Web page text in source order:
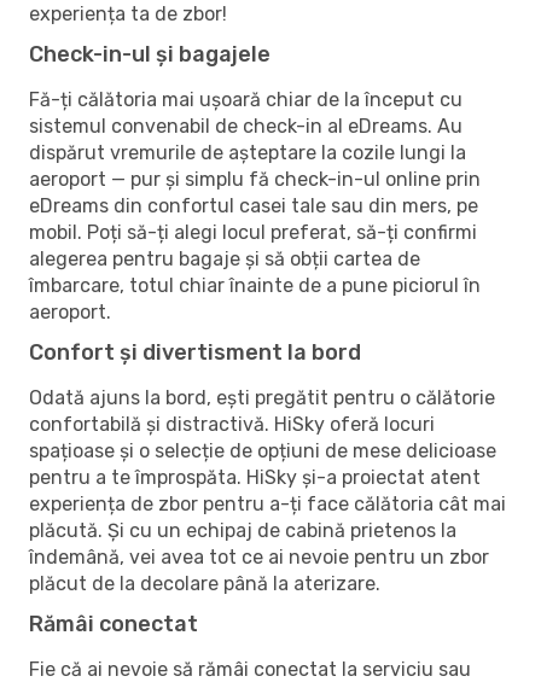
experiența ta de zbor!
Check-in-ul și bagajele
Fă-ți călătoria mai ușoară chiar de la început cu
sistemul convenabil de check-in al eDreams. Au
dispărut vremurile de așteptare la cozile lungi la
aeroport — pur și simplu fă check-in-ul online prin
eDreams din confortul casei tale sau din mers, pe
mobil. Poți să-ți alegi locul preferat, să-ți confirmi
alegerea pentru bagaje și să obții cartea de
îmbarcare, totul chiar înainte de a pune piciorul în
aeroport.
Confort și divertisment la bord
Odată ajuns la bord, ești pregătit pentru o călătorie
confortabilă și distractivă. HiSky oferă locuri
spațioase și o selecție de opțiuni de mese delicioase
pentru a te împrospăta. HiSky și-a proiectat atent
experiența de zbor pentru a-ți face călătoria cât mai
plăcută. Și cu un echipaj de cabină prietenos la
îndemână, vei avea tot ce ai nevoie pentru un zbor
plăcut de la decolare până la aterizare.
Rămâi conectat
Fie că ai nevoie să rămâi conectat la serviciu sau